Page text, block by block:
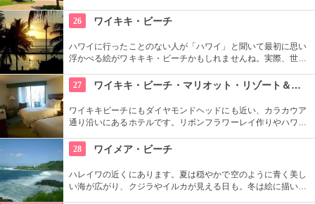
再現したという、バーチャル体験型の水槽も人気です。
26 ワイキキ・ビーチ
ハワイに行ったことのない人が「ハワイ」と聞いて最初に思い
浮かべる絵がワキキキ・ビーチかもしれませんね。実際、世界
ド・ヘッドが広がるビーチを散策し、「ハワイに来た！」を実
感したいものですね。
27 ワイキキ・ビーチ・マリオット・リゾート＆スパ
ワイキキビーチにもダイヤモンドヘッドにも近い、カラカウア
通り沿いにあるホテルです。リボンフラワーレイ作りやハワイ
ワイアンキルトの巨匠が作ったキルト型も買うことができま
す。
28 ワイメア・ビーチ
ハレイワの近くにあります。夏は穏やかで空のように青く美し
い海が広がり、クジラやイルカが見える日も。冬は絵に描いた